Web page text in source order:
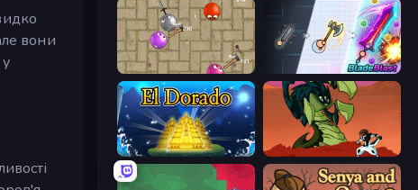
вони
Balloons.io BladeBlast.io
El Dorado Lite Monster Impact